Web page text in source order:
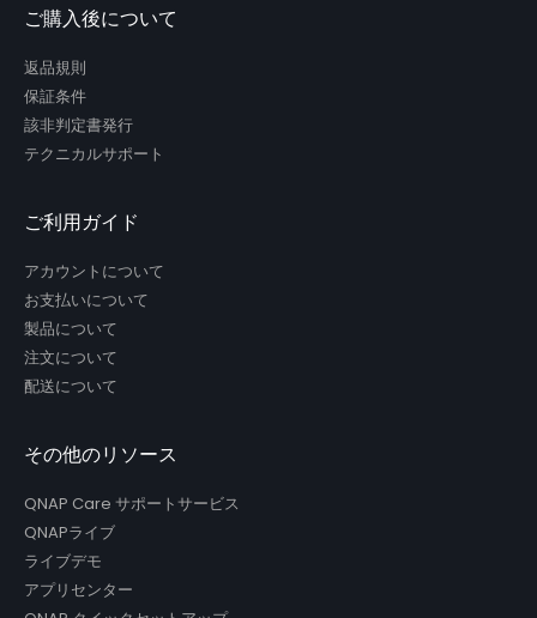
ご購入後について
返品規則
保証条件
該非判定書発行
テクニカルサポート
ご利用ガイド
アカウントについて
お支払いについて
製品について
注文について
配送について
その他のリソース
QNAP Care サポートサービス
QNAPライブ
ライブデモ
アプリセンター